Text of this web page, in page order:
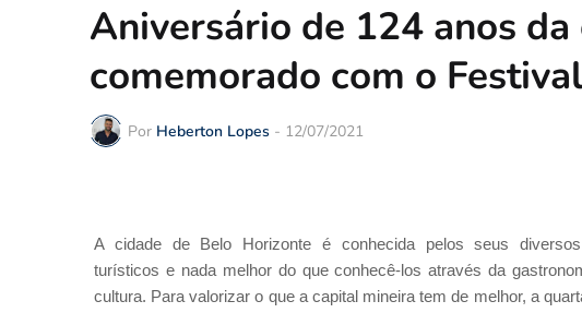
Aniversário de 124 anos
comemorado com o
Por Heberton Lopes - 12/07/2021
A cidade de Belo Horizonte é conhecida pelos seus
turísticos e nada melhor do que conhecê-los através da
cultura. Para valorizar o que a capital mineira tem de melhor, a